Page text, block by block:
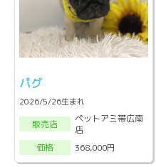
パグ
2026/5/26生まれ
販売店
ペットアミ帯広南
店
価格
368,000円